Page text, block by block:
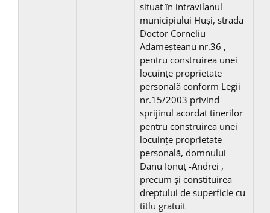
situat în intravilanul
municipiului Huşi, strada
Doctor Corneliu
Adameșteanu nr.36 ,
pentru construirea unei
locuinţe proprietate
personală conform Legii
nr.15/2003 privind
sprijinul acordat tinerilor
pentru construirea unei
locuinţe proprietate
personală, domnului
Danu Ionuț -Andrei ,
precum și constituirea
dreptului de superficie cu
titlu gratuit